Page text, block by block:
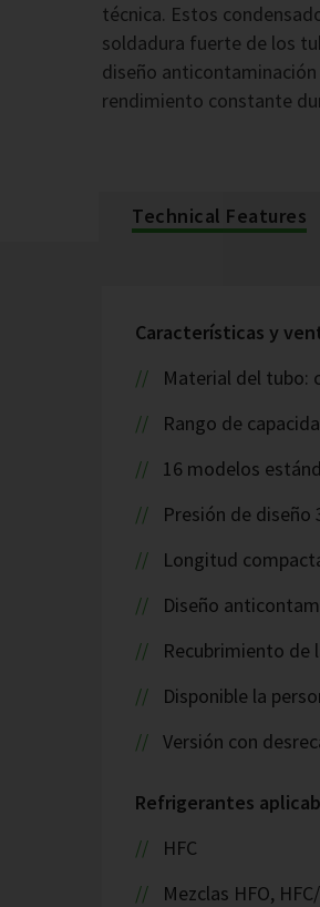
técnica. Estos
soldadura fuerte de los
diseño
rendimiento constante
Technical Features
Características y
Material del tubo:
Rango de
16 modelos
Presión de diseño
Longitud
Diseño
Recubrimiento de
Disponible la
Versión con
Refrigerantes
HFC
Mezclas HFO,